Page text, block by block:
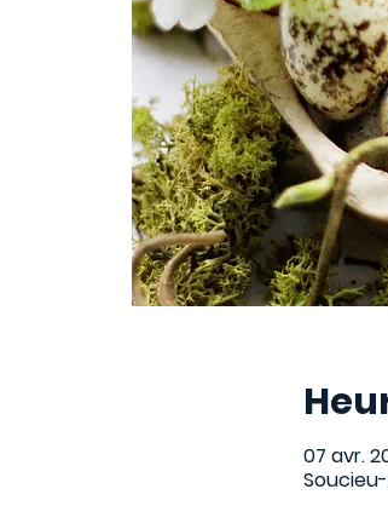
07 avr.